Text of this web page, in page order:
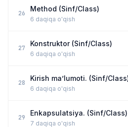
26
Method (Sinf/Class)
6 daqiqa o'qish
27
Konstruktor (Sinf/Class)
6 daqiqa o'qish
28
Kirish ma’lumoti. (Sinf/
6 daqiqa o'qish
29
Enkapsulatsiya. (Sinf/Class)
7 daqiqa o'qish